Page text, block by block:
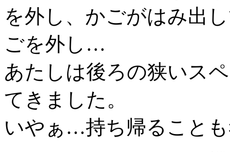
を外し、かごがはみ出
ごを外し…
あたしは後ろの狭いス
てきました。
いやぁ…持ち帰ること